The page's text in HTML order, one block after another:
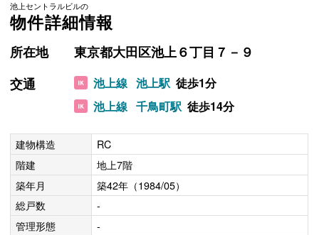
池上セントラルビルの
物件詳細情報
所在地
東京都大田区池上６丁目７－９
交通
池上線 池上駅 徒歩1分
池上線 千鳥町駅 徒歩14分
建物構造
RC
階建
地上7階
築年月
築42年（1984/05）
総戸数
-
管理形態
-